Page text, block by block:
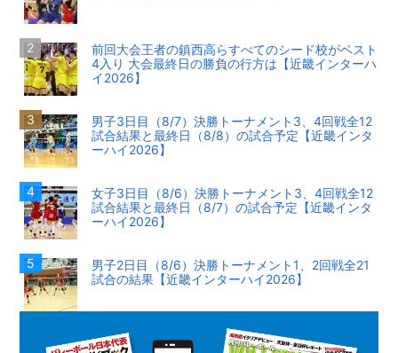
前回大会王者の鎮西高らすべてのシード校がベスト
4入り 大会最終日の勝負の行方は【近畿インターハ
イ2026】
男子3日目（8/7）決勝トーナメント3、4回戦全12
試合結果と最終日（8/8）の試合予定【近畿インタ
ーハイ2026】
女子3日目（8/6）決勝トーナメント3、4回戦全12
試合結果と最終日（8/7）の試合予定【近畿インタ
ーハイ2026】
男子2日目（8/6）決勝トーナメント1、2回戦全21
試合の結果【近畿インターハイ2026】